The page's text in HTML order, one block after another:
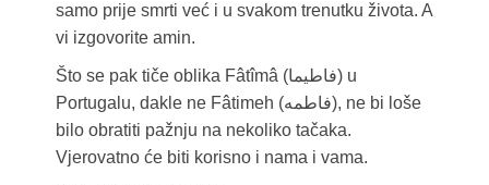
samo prije smrti već i u svakom trenutku života. A
vi izgovorite amin.
Što se pak tiče oblika Fâtîmâ (فاطيما) u
Portugalu, dakle ne Fâtimeh (فاطمه), ne bi loše
bilo obratiti pažnju na nekoliko tačaka.
Vjerovatno će biti korisno i nama i vama.